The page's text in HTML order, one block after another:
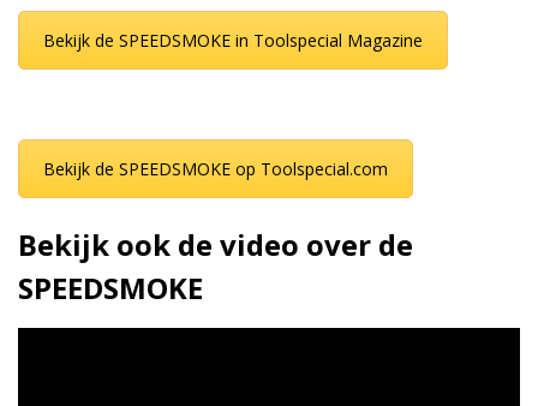
Bekijk de SPEEDSMOKE in Toolspecial Magazine
Bekijk de SPEEDSMOKE op Toolspecial.com
Bekijk ook de video over de
SPEEDSMOKE